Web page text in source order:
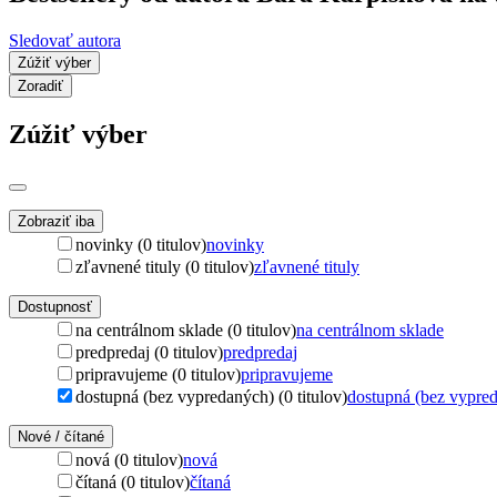
Sledovať autora
Zúžiť výber
Zoradiť
Zúžiť výber
Zobraziť iba
novinky (0 titulov)novinky
zľavnené tituly (0 titulov)zľavnené tituly
Dostupnosť
na centrálnom sklade (0 titulov)na centrálnom sklade
predpredaj (0 titulov)predpredaj
pripravujeme (0 titulov)pripravujeme
dostupná (bez vypredaných) (0 titulov)dostupná (bez
Nové / čítané
nová (0 titulov)nová
čítaná (0 titulov)čítaná